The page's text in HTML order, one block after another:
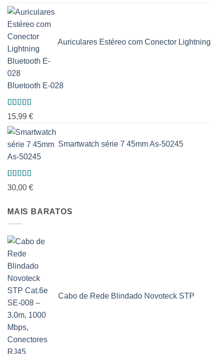
5.00de 5
Auriculares Estéreo com Conector Lightning
Bluetooth E-028
Avaliação
5.00de 5
15,99 €
Smartwatch série 7 45mm As-50245
Avaliação
5.00de 5
30,00 €
MAIS BARATOS
Cabo de Rede Blindado Novoteck STP